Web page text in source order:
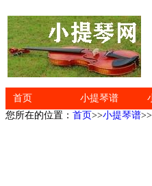
首页 小提琴谱
您所在的位置： 首页>>小提琴谱